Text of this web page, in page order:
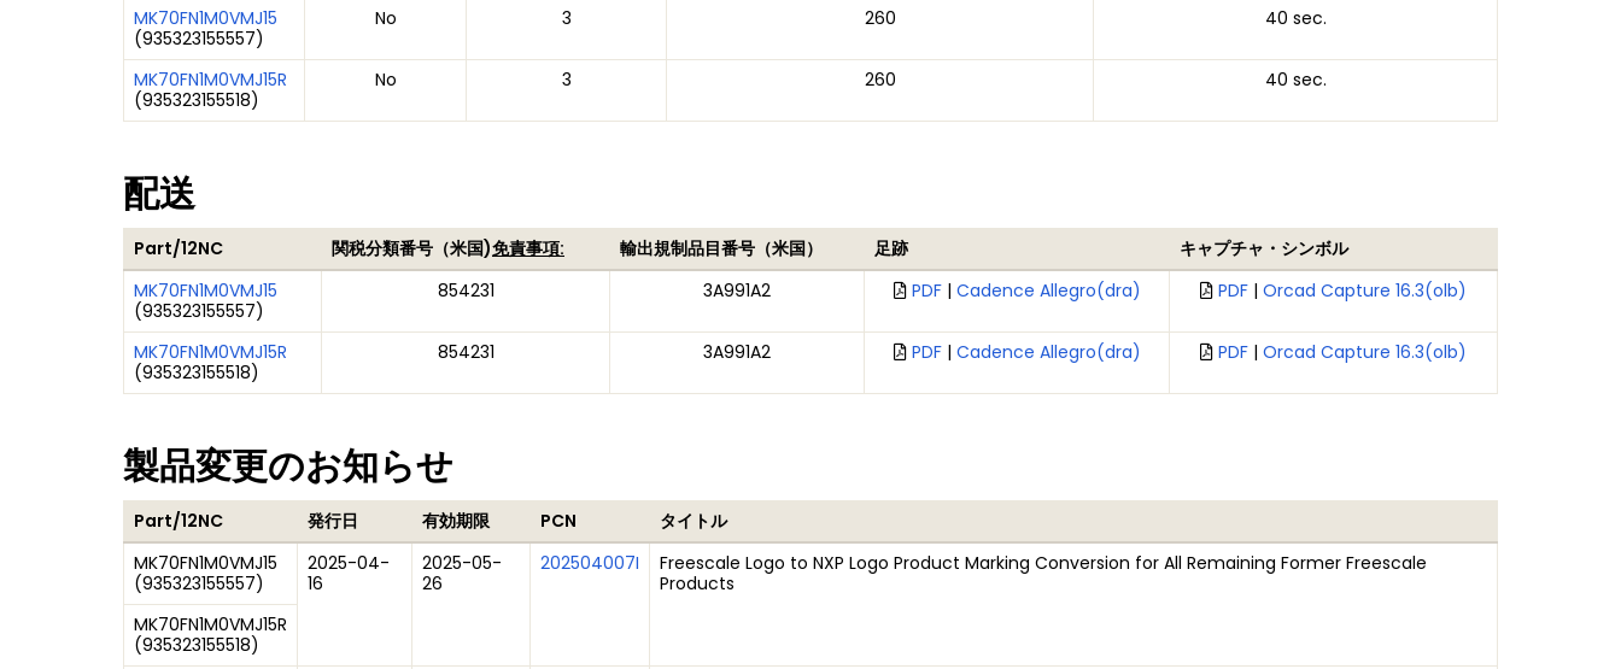
MK70FN1M0VMJ15
(935323155557)
No 3 260 40 sec.
MK70FN1M0VMJ15R
(935323155518)
No 3 260 40 sec.
配送
Part/12NC 関税分類番号（米国)免責事項: 輸出規制品目番号（米国） 足跡
キャプチャ・シンボル
MK70FN1M0VMJ15
(935323155557)
854231 3A991A2 PDF| Cadence Allegro(dra) PDF | Orcad Capture 16.3(olb)
MK70FN1M0VMJ15R
(935323155518)
854231 3A991A2 PDF| Cadence Allegro(dra) PDF | Orcad Capture 16.3(olb)
製品変更のお知らせ
Part/12NC 発行日 有効期限 PCN
タイトル
MK70FN1M0VMJ15
(935323155557)
2025-04-
16
2025-05-
26
202504007I
Freescale Logo to NXP Logo Product Marking Conversion for All Remaining Former Freescale
Products
MK70FN1M0VMJ15R
(935323155518)